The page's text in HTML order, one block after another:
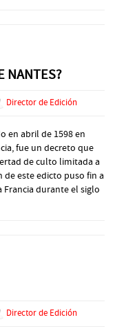
NANTES?
Director de Edición
en abril de 1598 en
fue un decreto que
de culto limitada a
este edicto puso fin a
Francia durante el siglo
Director de Edición